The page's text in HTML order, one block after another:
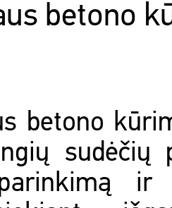
betono
betono
sudėčių
ir